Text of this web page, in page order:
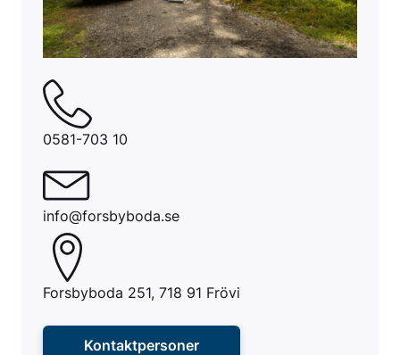
0581-703 10
info@forsbyboda.se
Forsbyboda 251, 718 91 Frövi
Kontaktpersoner